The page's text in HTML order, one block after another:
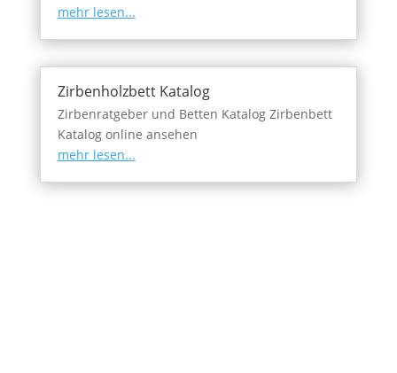
mehr lesen...
Zirbenholzbett Katalog
Zirbenratgeber und Betten Katalog Zirbenbett
Katalog online ansehen
mehr lesen...